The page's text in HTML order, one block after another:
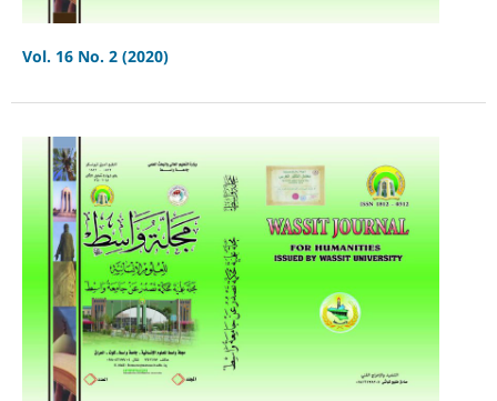
Vol. 16 No. 2 (2020)